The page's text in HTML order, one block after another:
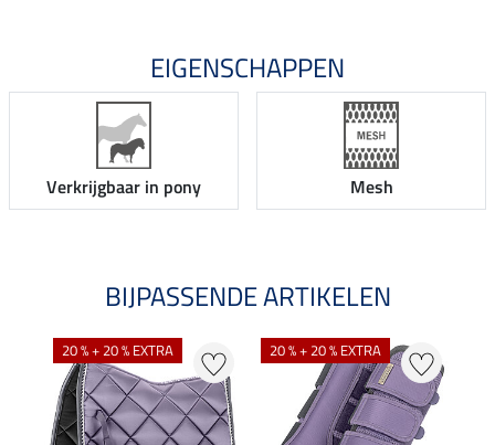
EIGENSCHAPPEN
Verkrijgbaar in pony Mesh
BIJPASSENDE ARTIKELEN
20 % + 20 % EXTRA 20 % + 20 % EXTRA